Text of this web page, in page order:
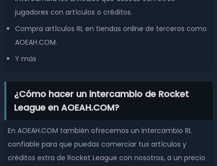
jugadores con artículos o créditos.
Compra artículos RL en tiendas online de terceros como
AOEAH.COM.
Y más
¿Cómo hacer un intercambio de Rocket
League en AOEAH.COM?
En AOEAH.COM también ofrecemos un intercambio RL
confiable para que puedas comerciar tus artículos y
créditos extra de Rocket League con nosotros, a un precio